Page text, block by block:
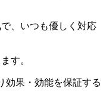
、いつも優しく対応
す。
効果・効能を保証する